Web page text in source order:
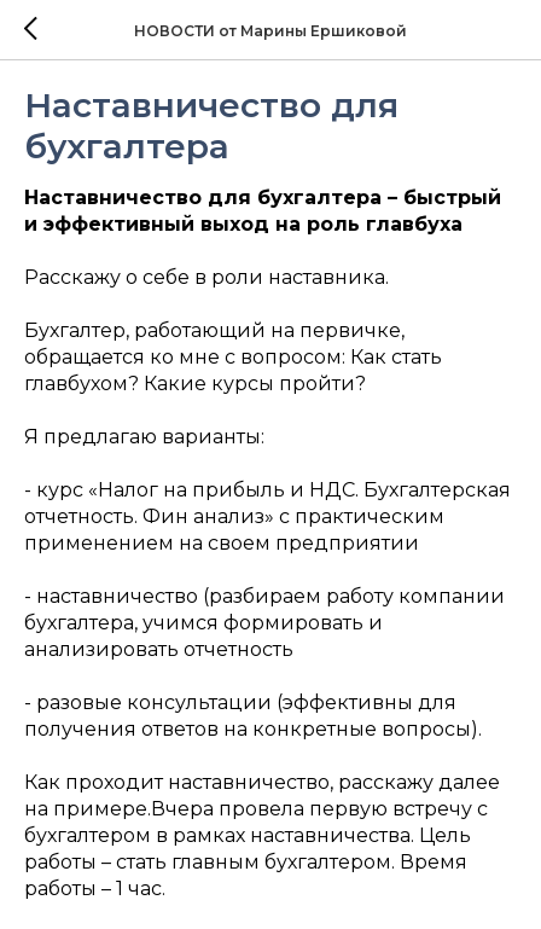
НОВОСТИ от Марины Ершиковой
Наставничество для
бухгалтера
Наставничество для бухгалтера – быстрый
и эффективный выход на роль главбуха
Расскажу о себе в роли наставника.
Бухгалтер, работающий на первичке,
обращается ко мне с вопросом: Как стать
главбухом? Какие курсы пройти?
Я предлагаю варианты:
- курс «Налог на прибыль и НДС. Бухгалтерская
отчетность. Фин анализ» с практическим
применением на своем предприятии
- наставничество (разбираем работу компании
бухгалтера, учимся формировать и
анализировать отчетность
- разовые консультации (эффективны для
получения ответов на конкретные вопросы).
Как проходит наставничество, расскажу далее
на примере.Вчера провела первую встречу с
бухгалтером в рамках наставничества. Цель
работы – стать главным бухгалтером. Время
работы – 1 час.